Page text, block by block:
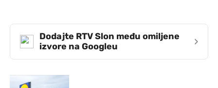
Dodajte RTV Slon među omiljene
izvore na Googleu
›